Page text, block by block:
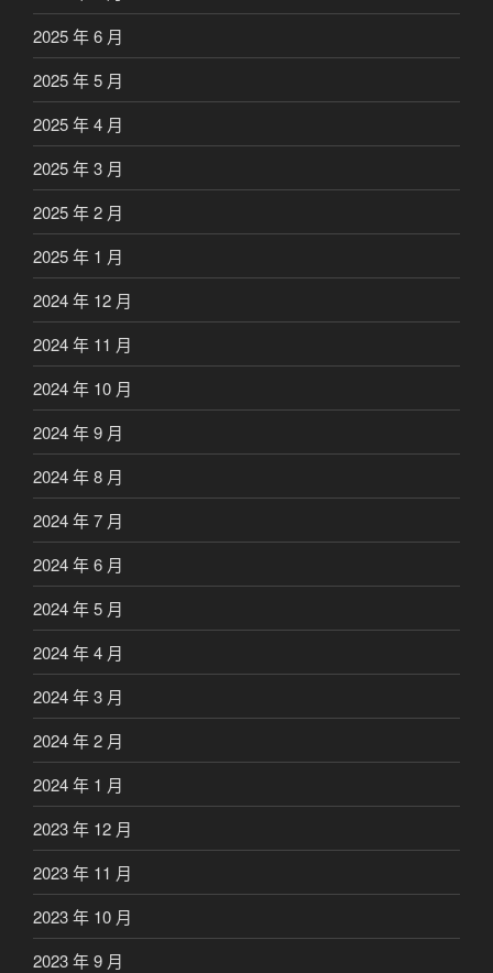
2025 年 6 月
2025 年 5 月
2025 年 4 月
2025 年 3 月
2025 年 2 月
2025 年 1 月
2024 年 12 月
2024 年 11 月
2024 年 10 月
2024 年 9 月
2024 年 8 月
2024 年 7 月
2024 年 6 月
2024 年 5 月
2024 年 4 月
2024 年 3 月
2024 年 2 月
2024 年 1 月
2023 年 12 月
2023 年 11 月
2023 年 10 月
2023 年 9 月